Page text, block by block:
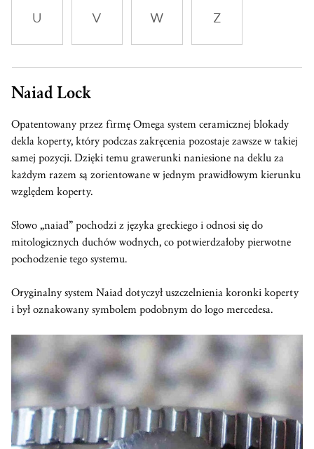
U V W Z
Naiad Lock
Opatentowany przez firmę Omega system ceramicznej blokady
dekla koperty, który podczas zakręcenia pozostaje zawsze w takiej
samej pozycji. Dzięki temu grawerunki naniesione na deklu za
każdym razem są zorientowane w jednym prawidłowym kierunku
względem koperty.
Słowo „naiad” pochodzi z języka greckiego i odnosi się do
mitologicznych duchów wodnych, co potwierdzałoby pierwotne
pochodzenie tego systemu.
Oryginalny system Naiad dotyczył uszczelnienia koronki koperty
i był oznakowany symbolem podobnym do logo mercedesa.